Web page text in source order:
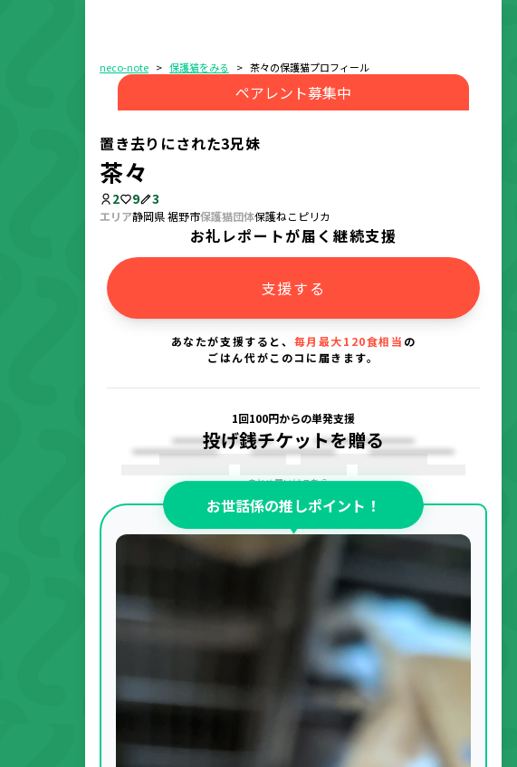
neco-note > 保護猫をみる > 茶々の保護猫プロフィール
ペアレント募集中
置き去りにされた3兄妹
茶々
2 9 3
エリア静岡県 裾野市保護猫団体保護ねこピリカ
お礼レポートが届く継続支援
支援する
あなたが支援すると、 毎月最大120食相当 の
ごはん代がこのコに届きます。
1回100円からの単発支援
投げ銭チケットを贈る
まとめ買いはこちら →
お世話係の推しポイント！